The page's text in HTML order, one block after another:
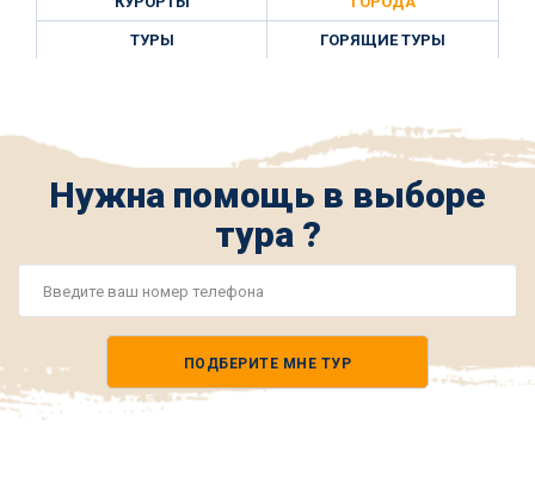
ТУРЫ ГОРЯЩИЕ ТУРЫ
Нужна помощь в выборе
тура ?
ПОДБЕРИТЕ МНЕ ТУР